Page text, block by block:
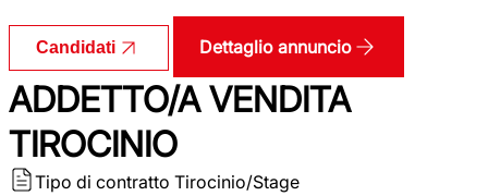
Candidati Dettaglio annuncio
ADDETTO/A VENDITA
TIROCINIO
Tipo di contratto Tirocinio/Stage